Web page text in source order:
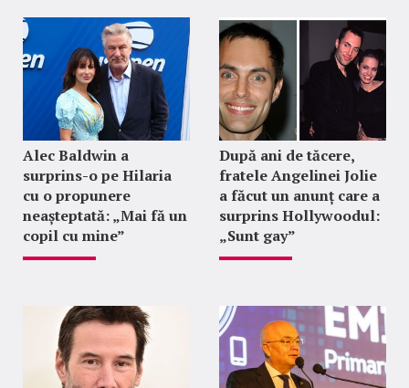
Alec Baldwin a
surprins-o pe Hilaria
cu o propunere
neașteptată: „Mai fă un
copil cu mine”
După ani de tăcere,
fratele Angelinei Jolie
a făcut un anunț care a
surprins Hollywoodul:
„Sunt gay”